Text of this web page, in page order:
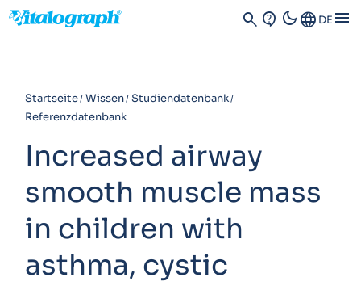
search contact_support dark_modeLanguage DE menu
Startseite Wissen Studiendatenbank
Referenzdatenbank
Increased airway
smooth muscle mass
in children with
asthma, cystic